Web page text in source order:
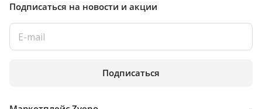
Подписаться на новости и акции
Подписаться